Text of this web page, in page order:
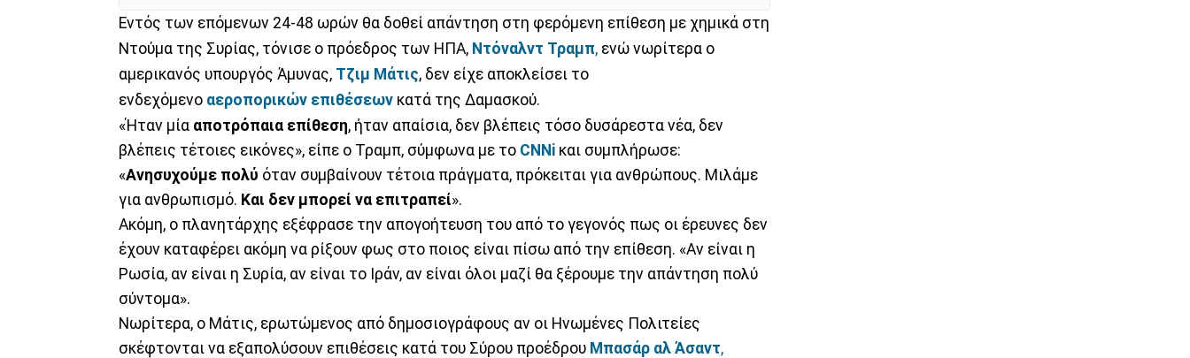
Εντός των επόμενων 24-48 ωρών θα δοθεί απάντηση στη φερόμενη επίθεση με χημικά στη
Ντούμα της Συρίας, τόνισε ο πρόεδρος των ΗΠΑ, Ντόναλντ Τραμπ, ενώ νωρίτερα ο
αμερικανός υπουργός Άμυνας, Τζιμ Μάτις, δεν είχε αποκλείσει το
ενδεχόμενο αεροπορικών επιθέσεων κατά της Δαμασκού.
«Ήταν μία αποτρόπαια επίθεση, ήταν απαίσια, δεν βλέπεις τόσο δυσάρεστα νέα, δεν
βλέπεις τέτοιες εικόνες», είπε ο Τραμπ, σύμφωνα με το CNNi και συμπλήρωσε:
«Ανησυχούμε πολύ όταν συμβαίνουν τέτοια πράγματα, πρόκειται για ανθρώπους. Μιλάμε
για ανθρωπισμό. Και δεν μπορεί να επιτραπεί».
Ακόμη, ο πλανητάρχης εξέφρασε την απογοήτευση του από το γεγονός πως οι έρευνες δεν
έχουν καταφέρει ακόμη να ρίξουν φως στο ποιος είναι πίσω από την επίθεση. «Αν είναι η
Ρωσία, αν είναι η Συρία, αν είναι το Ιράν, αν είναι όλοι μαζί θα ξέρουμε την απάντηση πολύ
σύντομα».
Νωρίτερα, ο Μάτις, ερωτώμενος από δημοσιογράφους αν οι Ηνωμένες Πολιτείες
σκέφτονται να εξαπολύσουν επιθέσεις κατά του Σύρου προέδρου Μπασάρ αλ Άσαντ,